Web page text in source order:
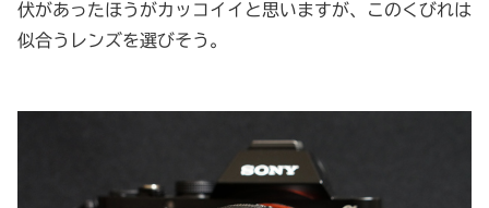
伏があったほうがカッコイイと思いますが、このくびれは
似合うレンズを選びそう。